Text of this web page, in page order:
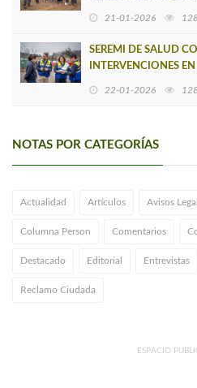
21-01-2026
SEREMI DE SALUD
INTERVENCIONES
22-01-2026
NOTAS POR CATEGORÍAS
Actualidad Artículos Avisos
Columna Person Comentarios
Destacado Editorial Entrevistas
Reclamo Ciudada
ESPACIO